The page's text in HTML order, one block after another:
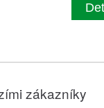
zákazníky